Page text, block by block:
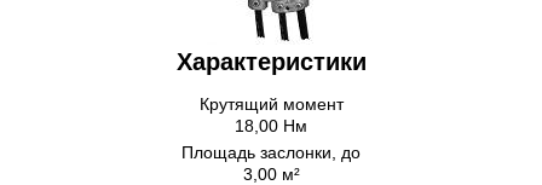
Характеристики
Крутящий момент
18,00 Нм
Площадь заслонки, до
3,00 м²